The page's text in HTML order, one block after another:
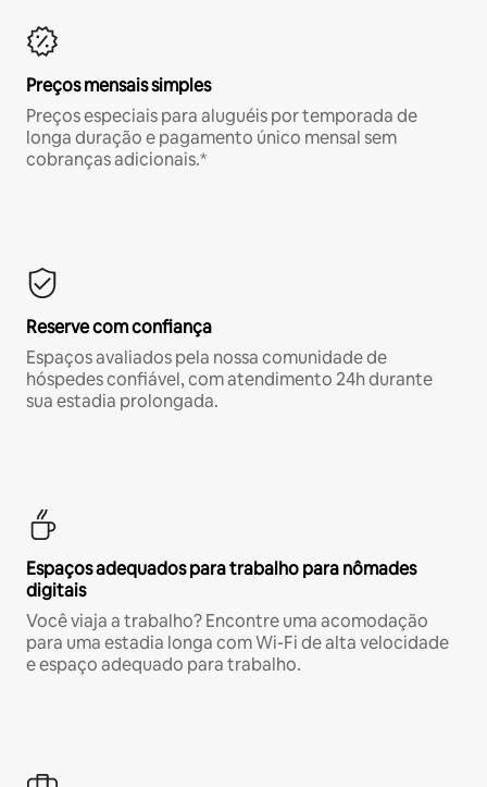
Preços mensais simples
Preços especiais para aluguéis por temporada de
longa duração e pagamento único mensal sem
cobranças adicionais.*
Reserve com confiança
Espaços avaliados pela nossa comunidade de
hóspedes confiável, com atendimento 24h durante
sua estadia prolongada.
Espaços adequados para trabalho para nômades
digitais
Você viaja a trabalho? Encontre uma acomodação
para uma estadia longa com Wi-Fi de alta velocidade
e espaço adequado para trabalho.